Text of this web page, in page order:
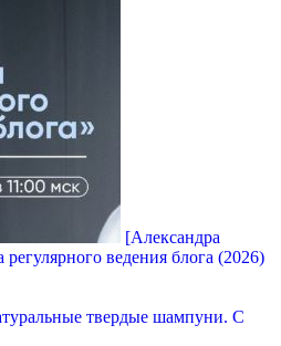
[Александра
ведения блога (2026)